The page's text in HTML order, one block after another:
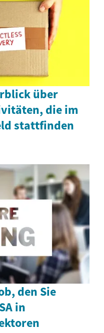
über
die im
stattfinden
den Sie
in